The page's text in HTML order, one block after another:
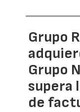
Grupo
Grupo
supera
de